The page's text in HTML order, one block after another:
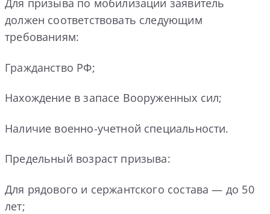
Для призыва по мобилизации заявитель
должен соответствовать следующим
требованиям:
Гражданство РФ;
Нахождение в запасе Вооруженных сил;
Наличие военно-учетной специальности.
Предельный возраст призыва:
Для рядового и сержантского состава — до 50
лет;